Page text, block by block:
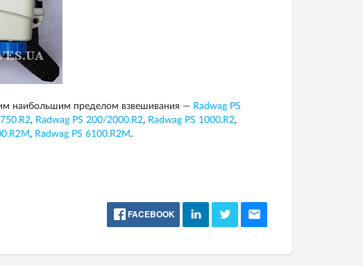
наибольшим пределом взвешивания — Radwag PS
, Radwag PS 200/2000.R2, Radwag PS 1000.R2,
, Radwag PS 6100.R2M.
FACEBOOK